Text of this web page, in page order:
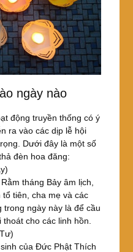
ngày nào
động truyền thống có ý
ra vào các dịp lễ hội
Dưới đây là một số
đèn hoa đăng:
tháng Bảy âm lịch,
tiên, cha mẹ và các
trong ngày này là để cầu
cho các linh hồn.
của Đức Phật Thích